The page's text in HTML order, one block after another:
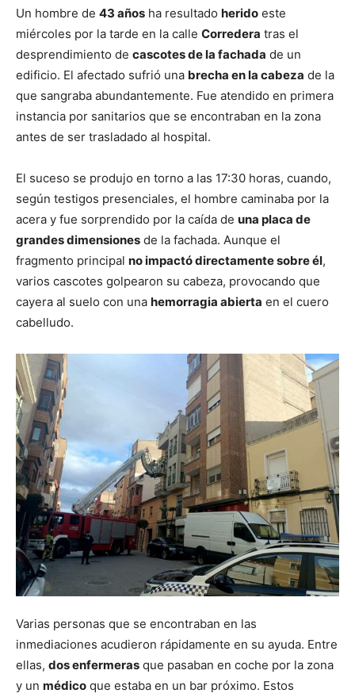
Un hombre de 43 años ha resultado herido este
miércoles por la tarde en la calle Corredera tras el
desprendimiento de cascotes de la fachada de un
edificio. El afectado sufrió una brecha en la cabeza de la
que sangraba abundantemente. Fue atendido en primera
instancia por sanitarios que se encontraban en la zona
antes de ser trasladado al hospital.
El suceso se produjo en torno a las 17:30 horas, cuando,
según testigos presenciales, el hombre caminaba por la
acera y fue sorprendido por la caída de una placa de
grandes dimensiones de la fachada. Aunque el
fragmento principal no impactó directamente sobre él,
varios cascotes golpearon su cabeza, provocando que
cayera al suelo con una hemorragia abierta en el cuero
cabelludo.
Varias personas que se encontraban en las
inmediaciones acudieron rápidamente en su ayuda. Entre
ellas, dos enfermeras que pasaban en coche por la zona
y un médico que estaba en un bar próximo. Estos